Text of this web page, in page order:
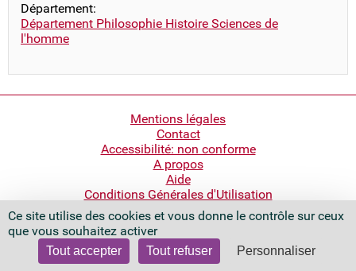
Ce site utilise des cookies et vous donne le contrôle sur ceux
que vous souhaitez activer
Tout accepter Tout refuser Personnaliser
Département:
Département Philosophie Histoire Sciences de
l'homme
Mentions légales
Contact
Accessibilité: non conforme
A propos
Aide
Conditions Générales d'Utilisation
Bibliothèque nationale de France
Quai François Mauriac
75706 Paris Cedex 13 - France